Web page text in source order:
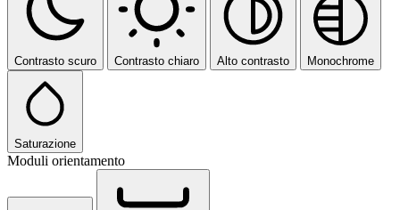
Contrasto scuro Contrasto chiaro Alto contrasto Monochrome
Saturazione
Moduli orientamento